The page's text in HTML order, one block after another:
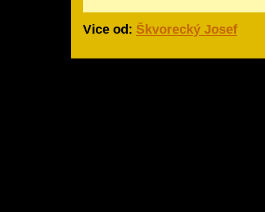
Vice od: Škvorecký Josef